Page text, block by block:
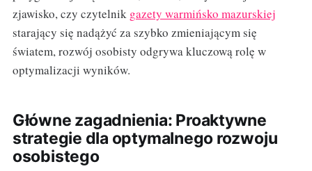
zjawisko, czy czytelnik gazety warmińsko mazurskiej
starający się nadążyć za szybko zmieniającym się
światem, rozwój osobisty odgrywa kluczową rolę w
optymalizacji wyników.
Główne zagadnienia: Proaktywne
strategie dla optymalnego rozwoju
osobistego